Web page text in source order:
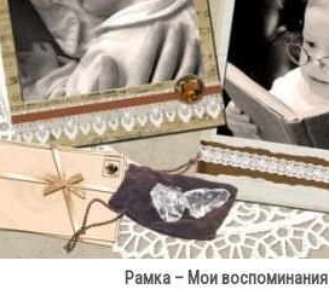
Рамка – Мои воспоминания